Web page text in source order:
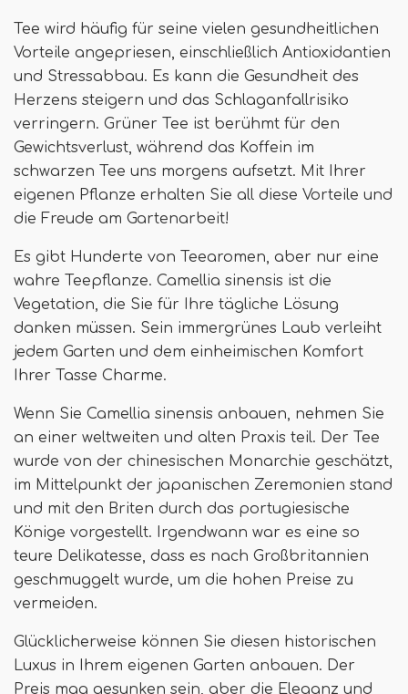
Tee wird häufig für seine vielen gesundheitlichen
Vorteile angepriesen, einschließlich Antioxidantien
und Stressabbau. Es kann die Gesundheit des
Herzens steigern und das Schlaganfallrisiko
verringern. Grüner Tee ist berühmt für den
Gewichtsverlust, während das Koffein im
schwarzen Tee uns morgens aufsetzt. Mit Ihrer
eigenen Pflanze erhalten Sie all diese Vorteile und
die Freude am Gartenarbeit!
Es gibt Hunderte von Teearomen, aber nur eine
wahre Teepflanze. Camellia sinensis ist die
Vegetation, die Sie für Ihre tägliche Lösung
danken müssen. Sein immergrünes Laub verleiht
jedem Garten und dem einheimischen Komfort
Ihrer Tasse Charme.
Wenn Sie Camellia sinensis anbauen, nehmen Sie
an einer weltweiten und alten Praxis teil. Der Tee
wurde von der chinesischen Monarchie geschätzt,
im Mittelpunkt der japanischen Zeremonien stand
und mit den Briten durch das portugiesische
Könige vorgestellt. Irgendwann war es eine so
teure Delikatesse, dass es nach Großbritannien
geschmuggelt wurde, um die hohen Preise zu
vermeiden.
Glücklicherweise können Sie diesen historischen
Luxus in Ihrem eigenen Garten anbauen. Der
Preis mag gesunken sein, aber die Eleganz und